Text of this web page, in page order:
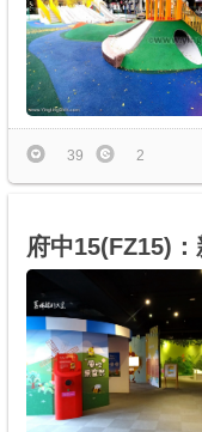
39 2
府中15(FZ15)